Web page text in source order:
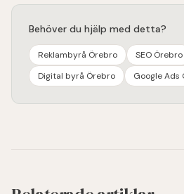
Behöver du hjälp med detta?
Reklambyrå Örebro SEO Örebro
Digital byrå Örebro
Google Ads